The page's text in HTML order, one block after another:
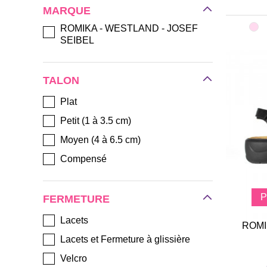
Léger
MARQUE
ROMIKA - WESTLAND - JOSEF
SEIBEL
TALON
Plat
Petit (1 à 3.5 cm)
Moyen (4 à 6.5 cm)
Compensé
FERMETURE
Lacets
Lacets et Fermeture à glissière
Velcro